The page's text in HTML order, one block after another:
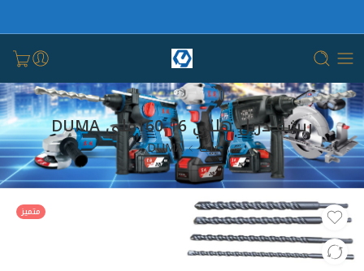
ريشة دريل هلتي 16-160ملي DUMA
بيت DUMA
متميز